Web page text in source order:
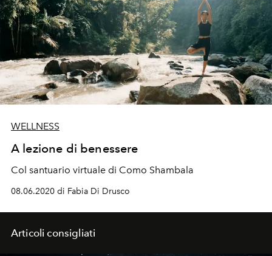
WELLNESS
A lezione di benessere
Col santuario virtuale di Como Shambala
08.06.2020 di Fabia Di Drusco
Articoli consigliati